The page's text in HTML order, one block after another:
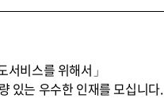
서비스를 위해서」
있는 우수한 인재를 모십니다.